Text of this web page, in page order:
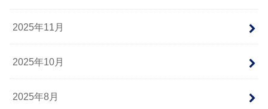
2025年11月
2025年10月
2025年8月